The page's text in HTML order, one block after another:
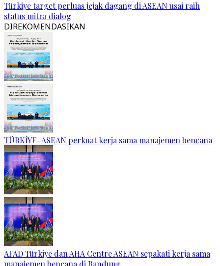
Türkiye target perluas jejak dagang di ASEAN usai raih
status mitra dialog
DIREKOMENDASIKAN
TÜRKİYE–ASEAN perkuat kerja sama manajemen bencana
AFAD Türkiye dan AHA Centre ASEAN sepakati kerja sama
manajemen bencana di Bandung